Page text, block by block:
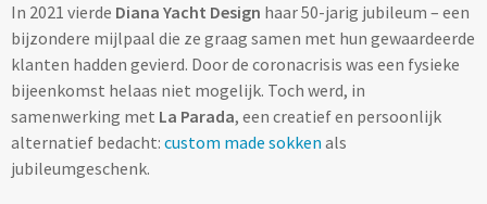
Papieren tassen bedrukken
Boodschappenmandjes bedrukken
Reistassen & Trolleys
Custom made koeltassen
Custom made (reis)toilettasjes & heuptasjes
Handdoeken & Strandlakens
Herfst
Kerst
Kerst geschenken
Kookliefhebbers
Makelaardij
Lifestyle
IZY Bottles
Mepal
Ocean Bottle
FSC papier
Glas
Hennep
In 2021 vierde Diana Yacht Design haar 50-jarig jubileum – een
bijzondere mijlpaal die ze graag samen met hun gewaardeerde
klanten hadden gevierd. Door de coronacrisis was een fysieke
bijeenkomst helaas niet mogelijk. Toch werd, in
samenwerking met La Parada, een creatief en persoonlijk
alternatief bedacht: custom made sokken als
jubileumgeschenk.